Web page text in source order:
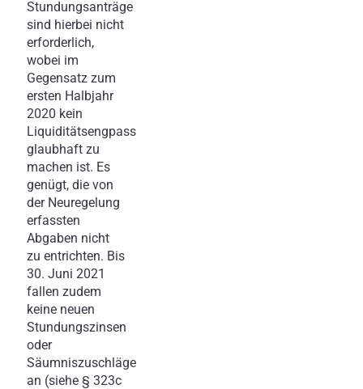
Stundungsanträge
sind hierbei nicht
erforderlich,
wobei im
Gegensatz zum
ersten Halbjahr
2020 kein
Liquiditätsengpass
glaubhaft zu
machen ist. Es
genügt, die von
der Neuregelung
erfassten
Abgaben nicht
zu entrichten. Bis
30. Juni 2021
fallen zudem
keine neuen
Stundungszinsen
oder
Säumniszuschläge
an (siehe § 323c